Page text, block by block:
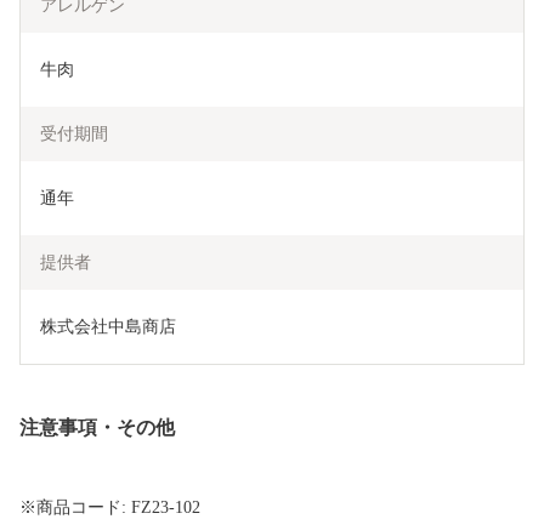
アレルゲン
牛肉
受付期間
通年
提供者
株式会社中島商店
注意事項・その他
※商品コード: FZ23-102